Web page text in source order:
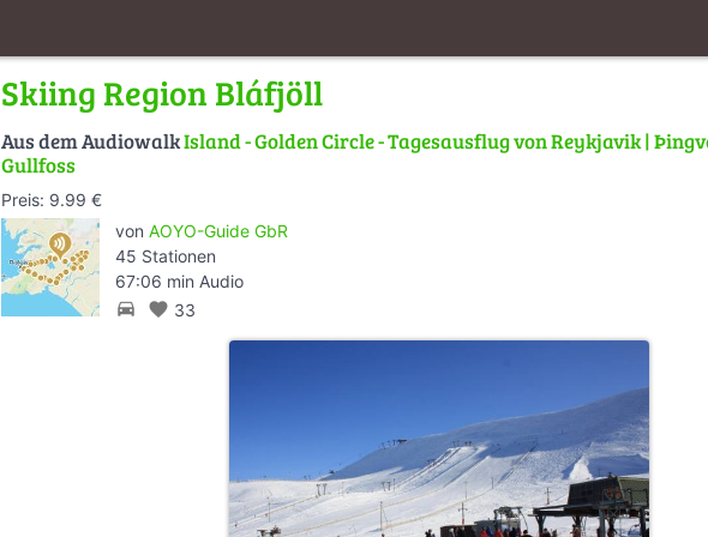
Skiing Region Bláfjöll
Aus dem AudiowalkIsland - Golden Circle - Tagesausflug von Reykjavik |
Gullfoss
Preis: 9.99 €
von AOYO-Guide GbR
45 Stationen
67:06 min Audio
directions_car favorite 33